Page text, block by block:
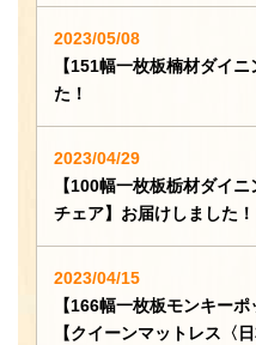
2023/05/08
【151幅一枚板楠材ダイ
た！
2023/04/29
【100幅一枚板栃材ダイ
チェア】お届けしました！
2023/04/15
【166幅一枚板モンキー
【クイーンマットレス〈